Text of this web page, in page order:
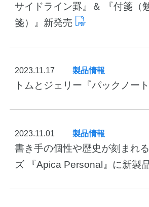
サイドライン罫』＆ 『付箋（
箋）』新発売
トムとジェリー『パックノー
2023.11.17 製品情報
書き手の個性や歴史が刻まれ
ズ 『Apica Personal』に新製
2023.11.01 製品情報